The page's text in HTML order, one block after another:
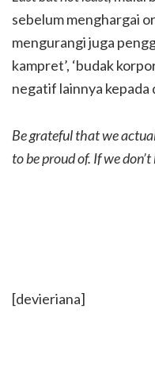
sebelum menghargai
mengurangi juga
kampret’, ‘budak
negatif lainnya kepada
Be grateful that we
to be proud of. If we
[devieriana]